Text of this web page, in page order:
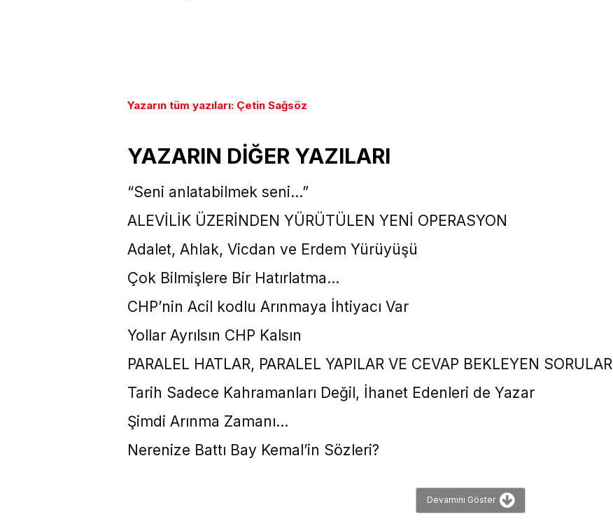
Yazarın tüm yazıları: Çetin Sağsöz
YAZARIN DİĞER YAZILARI
“Seni anlatabilmek seni…”
ALEVİLİK ÜZERİNDEN YÜRÜTÜLEN YENİ OPERASYON
Adalet, Ahlak, Vicdan ve Erdem Yürüyüşü
Çok Bilmişlere Bir Hatırlatma…
CHP’nin Acil kodlu Arınmaya İhtiyacı Var
Yollar Ayrılsın CHP Kalsın
PARALEL HATLAR, PARALEL YAPILAR VE CEVAP BEKLEYEN SORULAR
Tarih Sadece Kahramanları Değil, İhanet Edenleri de Yazar
Şimdi Arınma Zamanı…
Nerenize Battı Bay Kemal’in Sözleri?
Devamını Göster